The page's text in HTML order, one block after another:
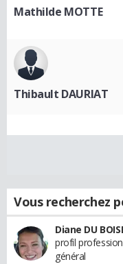
Mathilde MOTTE
Thibault DAURIAT
Vous recherchez
Diane DU
profil
général